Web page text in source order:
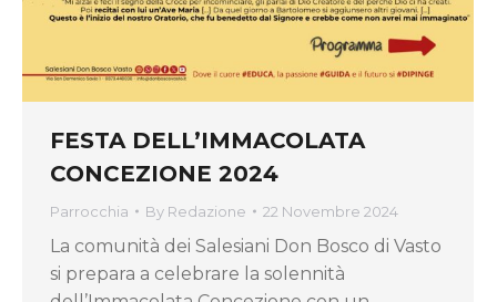
FESTA DELL’IMMACOLATA
CONCEZIONE 2024
Parrocchia By Redazione 22 Novembre 2024
La comunità dei Salesiani Don Bosco di Vasto
si prepara a celebrare la solennità